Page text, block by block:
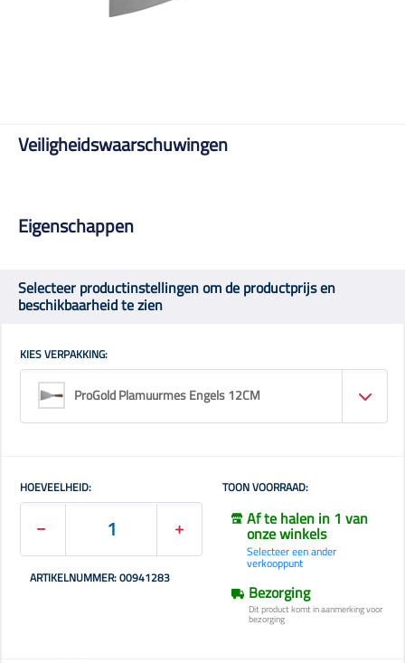
Veiligheidswaarschuwingen
Eigenschappen
Selecteer productinstellingen om de productprijs en
beschikbaarheid te zien
KIES VERPAKKING:
ProGold Plamuurmes Engels 12CM
HOEVEELHEID:
ARTIKELNUMMER: 00941283
TOON VOORRAAD:
Af te halen in 1 van
onze winkels
Selecteer een ander
verkooppunt
Bezorging
Dit product komt in aanmerking voor
bezorging